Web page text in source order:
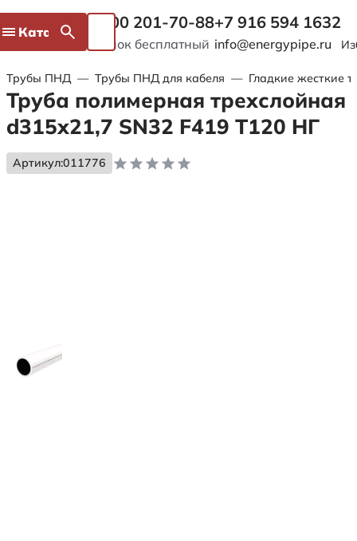
Каталог 8 800 201-70-88
Звонок бесплатный
+7 916 594 1632
info@energypipe.ru
Трубы ПНД — Трубы ПНД для кабеля — Гладкие жесткие
Труба полимерная трехслойная
d315х21,7 SN32 F419 Т120 НГ
Артикул:011776